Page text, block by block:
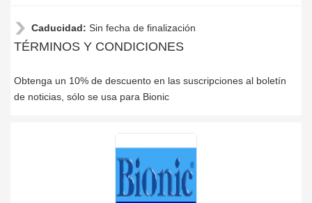
Caducidad: Sin fecha de finalización
TÉRMINOS Y CONDICIONES
Obtenga un 10% de descuento en las suscripciones al boletín
de noticias, sólo se usa para Bionic